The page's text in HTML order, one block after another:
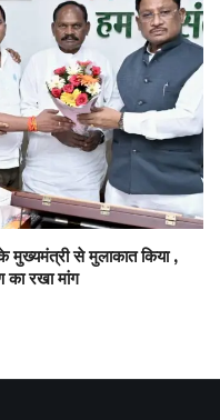
से मुलाकात किया ,
का रखा मांग